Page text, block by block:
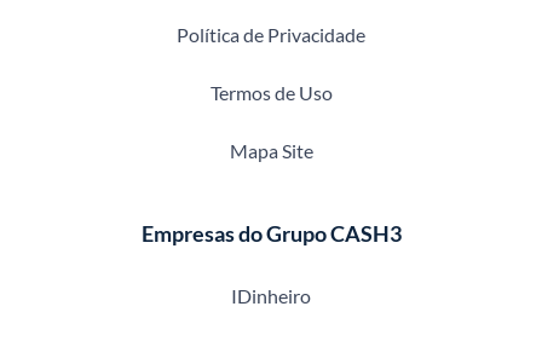
Política de Privacidade
Termos de Uso
Mapa Site
Empresas do Grupo CASH3
IDinheiro